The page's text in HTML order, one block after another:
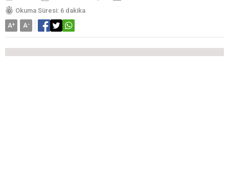
Okuma Süresi: 6 dakika
A+ A-